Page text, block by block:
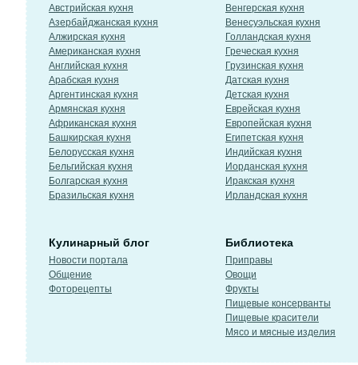
Австрийская кухня
Азербайджанская кухня
Алжирская кухня
Американская кухня
Английская кухня
Арабская кухня
Аргентинская кухня
Армянская кухня
Африканская кухня
Башкирская кухня
Белорусская кухня
Бельгийская кухня
Болгарская кухня
Бразильская кухня
Венгерская кухня
Венесуэльская кухня
Голландская кухня
Греческая кухня
Грузинская кухня
Датская кухня
Детская кухня
Еврейская кухня
Европейская кухня
Египетская кухня
Индийская кухня
Иорданская кухня
Иракская кухня
Ирландская кухня
Кулинарный блог
Новости портала
Общение
Фоторецепты
Библиотека
Приправы
Овощи
Фрукты
Пищевые консерванты
Пищевые красители
Мясо и мясные изделия